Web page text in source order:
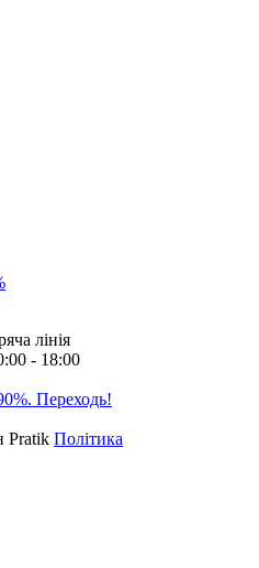
лінія
- 18:00
Переходь!
Pratik Політика